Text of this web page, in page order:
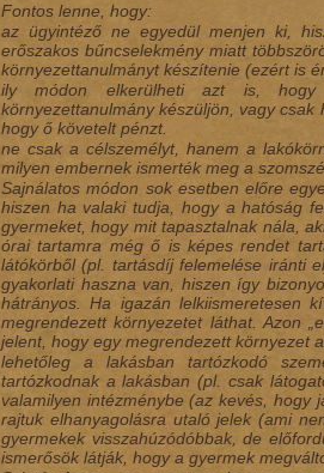
Fontos lenne, hogy:
az ügyintéző ne egyedül menjen ki,
erőszakos bűncselekmény miatt
környezettanulmányt készítenie (ezért is
ily módon elkerülheti azt is, hogy
környezettanulmány készüljön, vagy
hogy ő követelt pénzt.
ne csak a célszemélyt, hanem a
milyen embernek ismerték meg a
Sajnálatos módon sok esetben előre
hiszen ha valaki tudja, hogy a hatóság
gyermeket, hogy mit tapasztalnak nála,
órai tartamra még ő is képes rendet
látókörből (pl. tartásdíj felemelése iránti
gyakorlati haszna van, hiszen így
hátrányos. Ha igazán lelkiismeretesen
megrendezett környezetet láthat. Azon
jelent, hogy egy megrendezett környezet
lehetőleg a lakásban tartózkodó
tartózkodnak a lakásban (pl. csak
valamilyen intézménybe (az kevés, hogy
rajtuk elhanyagolásra utaló jelek (ami
gyermekek visszahúzódóbbak, de
ismerősök látják, hogy a gyermek